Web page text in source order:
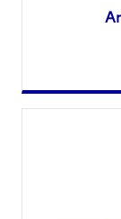
Site internet
Mis à jour le :